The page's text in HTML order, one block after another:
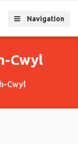
Navigation
Cwyl
Cwyl